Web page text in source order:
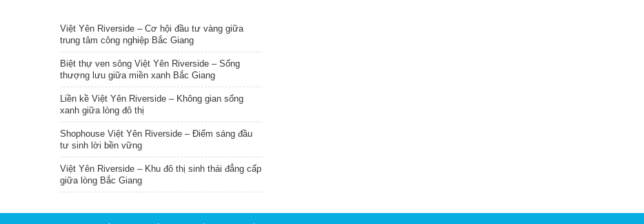
Việt Yên Riverside – Cơ hội đầu tư vàng giữa
trung tâm công nghiệp Bắc Giang
Biệt thự ven sông Việt Yên Riverside – Sống
thượng lưu giữa miền xanh Bắc Giang
Liền kề Việt Yên Riverside – Không gian sống
xanh giữa lòng đô thị
Shophouse Việt Yên Riverside – Điểm sáng đầu
tư sinh lời bền vững
Việt Yên Riverside – Khu đô thị sinh thái đẳng cấp
giữa lòng Bắc Giang